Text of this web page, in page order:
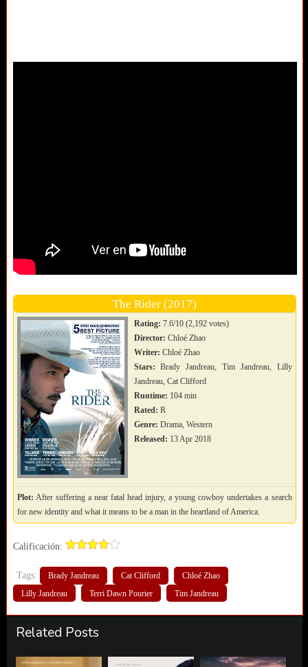
The Rider (2017)
Rating: 7.6/10 (2,192 votes)
Director: Chloé Zhao
Writer: Chloé Zhao
Stars: Brady Jandreau, Tim Jandreau, Lilly
Jandreau, Cat Clifford
Runtime: 104 min
Rated: R
Genre: Drama, Western
Released: 13 Apr 2018
Plot: After suffering a near fatal head injury, a young cowboy undertakes a search
for new identity and what it means to be a man in the heartland of America.
Calificación:
Tags: Brady Jandreau Cat Clifford
Chloé Zhao
Lilly Jandreau
Terri Dawn Pourier Tim Jandreau
Related Posts